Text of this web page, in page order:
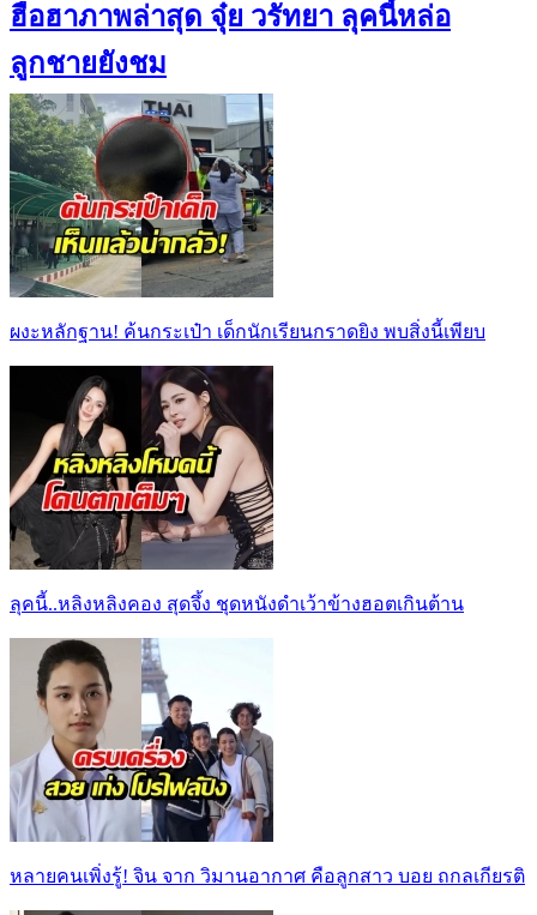
ฮือฮาภาพล่าสุด จุ๋ย วรัทยา ลุคนี้หล่อ
ลูกชายยังชม
ผงะหลักฐาน! ค้นกระเป๋า เด็กนักเรียนกราดยิง พบสิ่งนี้เพียบ
ลุคนี้..หลิงหลิงคอง สุดจึ้ง ชุดหนังดำเว้าข้างฮอตเกินต้าน
หลายคนเพิ่งรู้! จิน จาก วิมานอากาศ คือลูกสาว บอย ถกลเกียรติ